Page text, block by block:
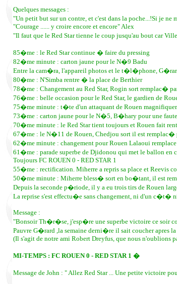
Quelques messages :
"Un petit but sur un contre, et c'est dans la poche...!Si je
"Courage ...... y croire encore et encore" Alex
"Il faut que le Red Star tienne le coup jusqu'au bout car
85�me : le Red Star continue � faire du pressing
82�me minute : carton jaune pour le N�9 Badu
Entre la cam�ra, l'appareil photos et le t�l�phone,
80�me : N'Simba rentre � la place de Berthier
78�me : Changement au Red Star, Rogin sort remplac�
76�me : belle occasion pour le Red Star, le gardien de
75�me minute : t�te d'un attaquant de Rouen
73�me : carton jaune pour le N�5, B�hary pour une
70�me minute : le Red Star tient toujours et Rouen fait
67�me : le N�11 de Rouen, Chedjou sort il est remplac�
62�me minute : changement pour Rouen Lalaoui
61�me : parade superbe de Djidonou qui met le ballon en
Toujours FC ROUEN 0 - RED STAR 1
55�me : rectification. Miherre a repris sa place et Reevis
50�me minute : Miherre bless� sort en bo�tant, il est
Depuis la seconde p�riode, il y a eu trois tirs de Rouen
La reprise s'est effectu�e sans changement, ni d'un c�t�
Message :
"Bonsoir Th�r�se, j'esp�re une superbe victoire ce soir
Pauvre G�rard ,la semaine derni�re il sait coucher apres
(Il s'agit de notre ami Robert Dreyfus, que nous n'oublions
MI-TEMPS : FC ROUEN 0 - RED STAR 1 �
Message de John : " Allez Red Star ... Une petite victoire